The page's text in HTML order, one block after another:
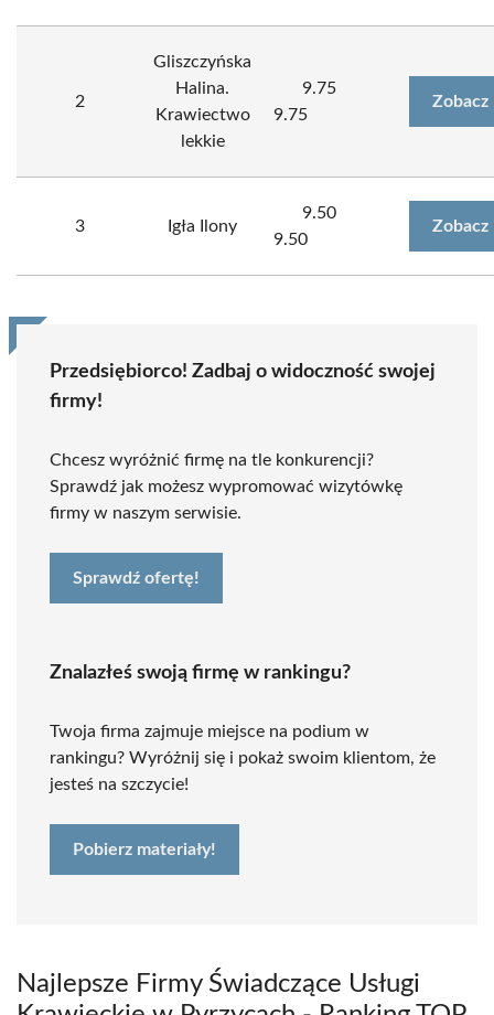
2
Gliszczyńska
Halina.
Krawiectwo
lekkie
9.75
9.75
Zobacz
3 Igła Ilony
9.50
9.50
Zobacz
Przedsiębiorco! Zadbaj o widoczność swojej
firmy!
Chcesz wyróżnić firmę na tle konkurencji?
Sprawdź jak możesz wypromować wizytówkę
firmy w naszym serwisie.
Sprawdź ofertę!
Znalazłeś swoją firmę w rankingu?
Twoja firma zajmuje miejsce na podium w
rankingu? Wyróżnij się i pokaż swoim klientom, że
jesteś na szczycie!
Pobierz materiały!
Najlepsze Firmy Świadczące Usługi